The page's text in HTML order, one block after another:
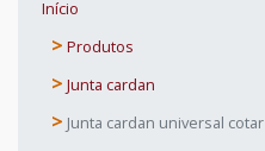
Início
Produtos
Junta cardan
Junta cardan universal cotar